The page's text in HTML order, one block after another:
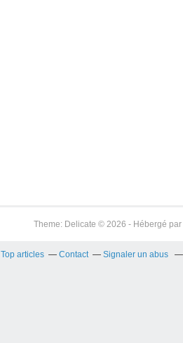
Theme: Delicate © 2026 - Hébergé par
Top articles Contact Signaler un abus